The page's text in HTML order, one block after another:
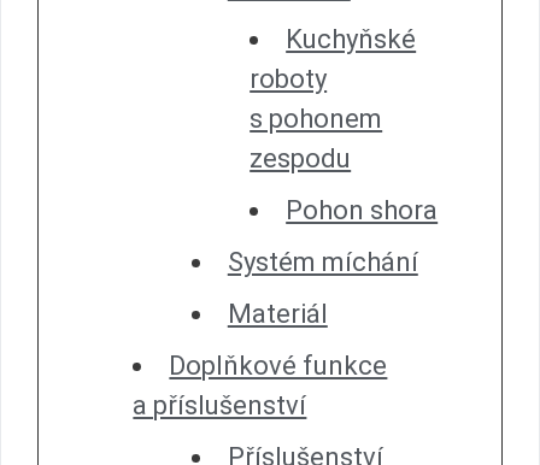
Kuchyňské
roboty
s pohonem
zespodu
Pohon shora
Systém míchání
Materiál
Doplňkové funkce
a příslušenství
Příslušenství